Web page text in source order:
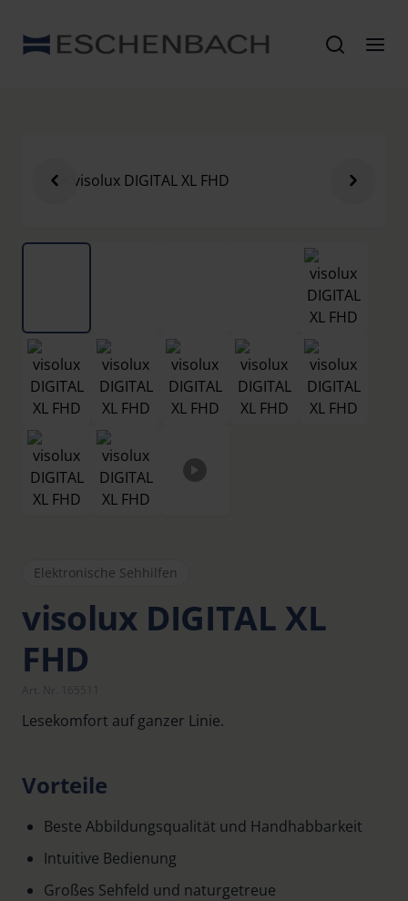
Elektronische Sehhilfen
visolux DIGITAL XL
FHD
Lesekomfort auf ganzer Linie.
Vorteile
Beste Abbildungsqualität und Handhabbarkeit
Intuitive Bedienung
Großes Sehfeld und naturgetreue